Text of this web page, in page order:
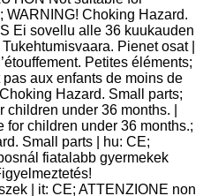
WARNING! Choking Hazard.
Ei sovellu alle 36 kuukauden
Pienet osat |
Petites éléments;
aux enfants de moins de
Hazard. Small parts;
under 36 months. |
for children under 36 months.;
Small parts | hu: CE;
fiatalabb gyermekek
| it: CE; ATTENZIONE non